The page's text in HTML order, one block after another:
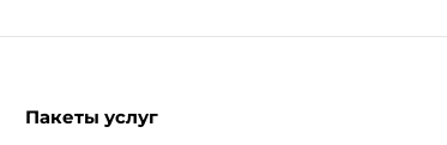
Пакеты услуг